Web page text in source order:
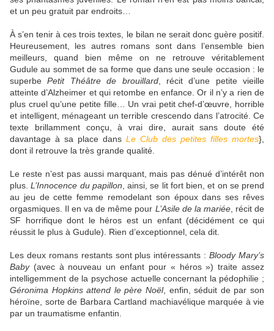
et un peu gratuit par endroits…
À s’en tenir à ces trois textes, le bilan ne serait donc guère positif.
Heureusement, les autres romans sont dans l’ensemble bien
meilleurs, quand bien même on ne retrouve véritablement
Gudule au sommet de sa forme que dans une seule occasion : le
superbePetit Théâtre de brouillard, récit d’une petite vieille
atteinte d’Alzheimer et qui retombe en enfance. Or il n’y a rien de
plus cruel qu’une petite fille… Un vrai petit chef-d’œuvre, horrible
et intelligent, ménageant un terrible crescendo dans l’atrocité. Ce
texte brillamment conçu, à vrai dire, aurait sans doute été
davantage à sa place dans Le Club des petites filles mortes},
dont il retrouve la très grande qualité.
Le reste n’est pas aussi marquant, mais pas dénué d’intérêt non
plus.L’Innocence du papillon , ainsi, se lit fort bien, et on se prend
au jeu de cette femme remodelant son époux dans ses rêves
orgasmiques. Il en va de même pour L’Asile de la mariée, récit de
SF horrifique dont le héros est un enfant (décidément ce qui
réussit le plus à Gudule). Rien d’exceptionnel, cela dit.
Les deux romans restants sont plus intéressants :Bloody Mary’s
Baby(avec à nouveau un enfant pour « héros ») traite assez
intelligemment de la psychose actuelle concernant la pédophilie ;
Géronima Hopkins attend le père Noël, enfin, séduit de par son
héroïne, sorte de Barbara Cartland machiavélique marquée à vie
par un traumatisme enfantin.